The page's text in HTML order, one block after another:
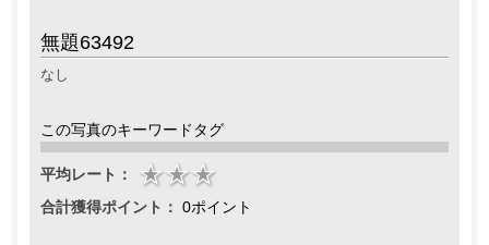
無題63492
なし
この写真のキーワードタグ
平均レート：
合計獲得ポイント： 0ポイント